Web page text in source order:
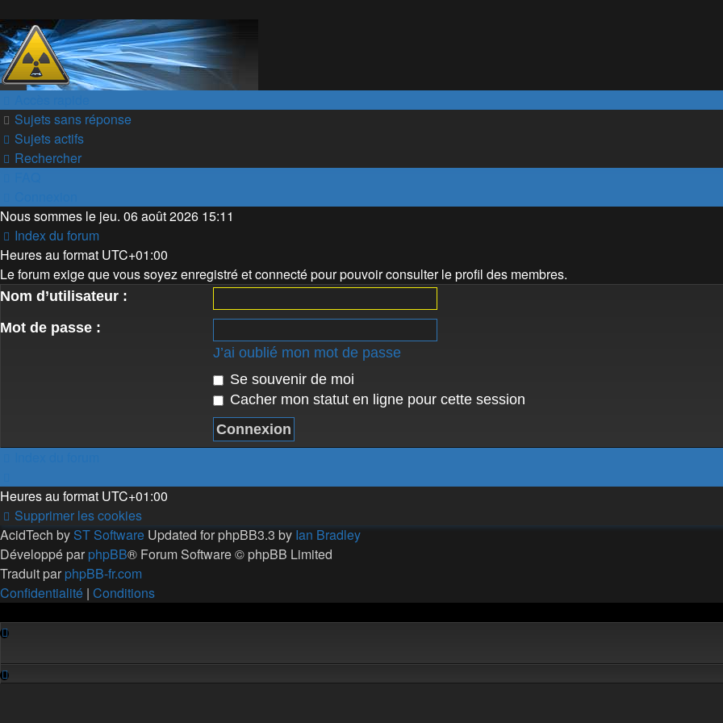
Sujets sans réponse
Sujets actifs
Rechercher
Nous sommes le jeu. 06 août 2026 15:11
Index du forum
Heures au format UTC+01:00
Le forum exige que vous soyez enregistré et connecté pour pouvoir consulter le profil des membres.
Nom d’utilisateur :
Mot de passe :
J’ai oublié mon mot de passe
Se souvenir de moi
Cacher mon statut en ligne pour cette session
Heures au format UTC+01:00
Supprimer les cookies
AcidTech by ST Software Updated for phpBB3.3 by Ian Bradley
Développé par phpBB® Forum Software © phpBB Limited
Traduit par phpBB-fr.com
Confidentialité | Conditions